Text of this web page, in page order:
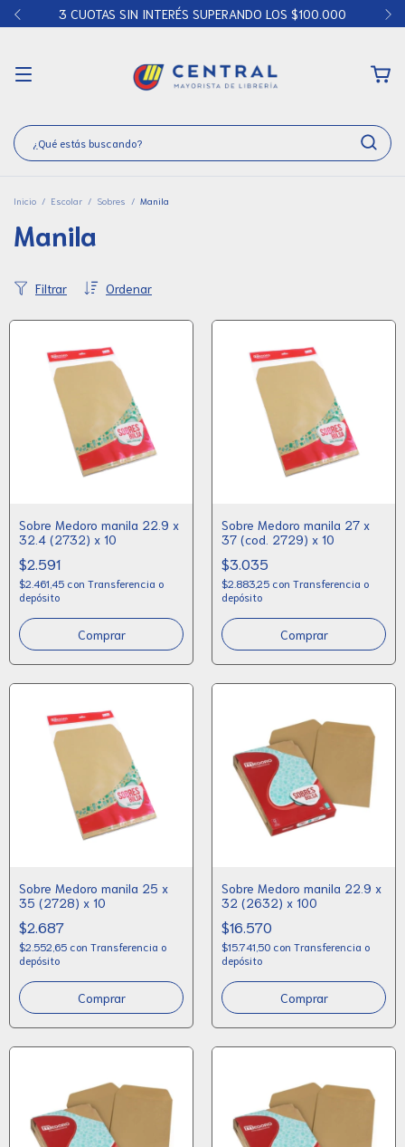
3 CUOTAS SIN INTERÉS SUPERANDO LOS $100.000
Inicio / Escolar / Sobres / Manila
Manila
Ordenar
Filtrar
Sobre Medoro manila 22.9 x
32.4 (2732) x 10
$2.591
$2.461,45 con Transferencia o
depósito
Sobre Medoro manila 27 x
37 (cod. 2729) x 10
$3.035
$2.883,25 con Transferencia o
depósito
Sobre Medoro manila 25 x
35 (2728) x 10
$2.687
$2.552,65 con Transferencia o
depósito
Sobre Medoro manila 22.9 x
32 (2632) x 100
$16.570
$15.741,50 con Transferencia o
depósito